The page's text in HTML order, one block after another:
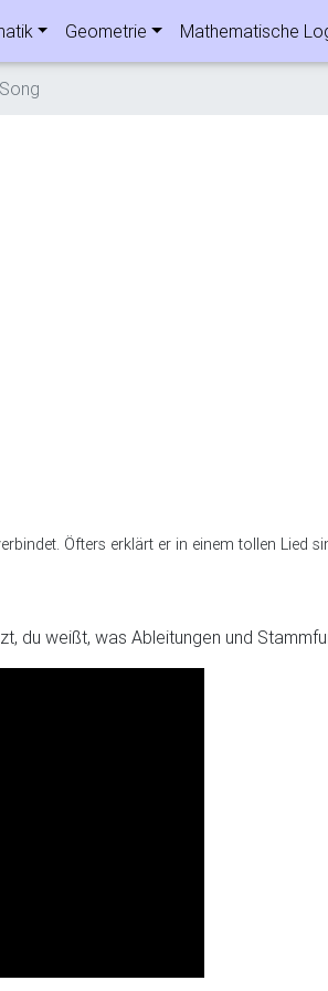
Geometrie Mathematische
Öfters erklärt er in einem tollen Lied
du weißt, was Ableitungen und